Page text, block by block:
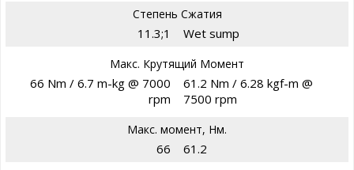
Степень Сжатия
11.3;1 Wet sump
Макс. Крутящий Момент
66 Nm / 6.7 m-kg @ 7000
rpm
61.2 Nm / 6.28 kgf-m @
7500 rpm
Макс. момент, Нм.
66 61.2